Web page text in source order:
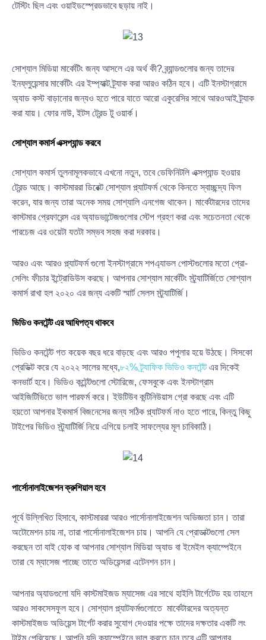
টেস্টিং ছিল এবং ওয়াইডস্প্রেডভাবে ছড়ায় নাই।
সোশ্যাল মিডিয়া মার্কেটিং জন্য আসলে এর অর্থ কী? ব্র্যান্ডগুলোর জন্য তাদের
ইনফ্লুয়েন্সার মার্কেটিং এর ইম্প্যাক্ট ট্র্যাক করা আরও কঠিন হবে। এটি ইনস্টাগ্রামে
অ্যাড কস্ট বাড়ানোর জন্যও হতে পারে যাতে আরো একুরেসির সাথে আরওআই ট্র্যাক
করা যায়। ফোর নাউ, ইটস ট্রেন্ড টু ওয়ার্ক।
সোশ্যাল কমার্স এক্সপ্যান্ড করবে
সোশ্যাল কমার্স তুলনামূলকভাবে এখনো নতুন, তবে ডেফিনিটলি এক্সপ্যান্ড হওয়ার
ট্রেন্ড আছে। কাস্টমাররা ডিরেক্ট সোশ্যাল প্ল্যাটফর্ম থেকে কিনতে স্বাচ্ছন্দ্য ফিল
করেন, যার জন্য তারা অনেক সময় সোশ্যালি এনগেজ থাকেন। মার্কেটারদের তাদের
কাস্টমার প্রেফারেন্স এর অ্যাডভান্টেজগুলোর স্টেপ গ্রহণ করা এবং সচেতনতা থেকে
পারচেজ এর ওয়েটা যতটা সম্ভব সহজ করা দরকার।
আরও এবং আরও প্ল্যাটফর্ম গুলো ইনস্টাগ্রামে শপএ্যাভল পোস্টগুলোর মতো প্রো-
সেলিং ফীচার ইন্ট্রোডিউস করছে। আপনার সোশ্যাল মার্কেটিং স্ট্র্যাটির্জিতে সোশ্যাল
কমার্স রাখা হল ২০২০ এর জন্য একটি স্মার্ট সেলস স্ট্র্যাটির্জি।
ভিডিও কনটেন্ট এর আধিপত্য থাকবে
ভিডিও কনটেন্ট গত কয়েক বছর ধরে বাড়ছে এবং আরও পপুলার হয়ে উঠছে। সিসকো
প্রেডিক্ট করে যে ২০২২ সালের মধ্যে,৮২% ট্র্যাফিক ভিডিও কনটেন্টএর দিকেই
কনভার্ট হবে। ভিডিও কন্টেন্টগুলো স্টোরিজে, ফেসবুকে এবং ইনস্টাগ্রাম
আইজিটিভিতে ভাল পারফর্ম করে। ইউটিউব কন্টিনিউয়াস গ্রো করছে এবং এটি
হয়তো আপনার ইকমার্স বিজনেসের জন্য সঠিক প্ল্যাটফর্ম নাও হতে পারে, কিন্তু কিছু
টাইপের ভিডিও স্ট্র্যাটির্জি নিয়ে এগিয়ে চলাই সাফল্যের মূল চাবিকাঠি।
পার্সোনালাইজেশন ক্রুশিয়াল হবে
পূর্বে উল্লিখিত হিসাবে, কাস্টমাররা আরও পার্সোনালাইজেশন অভিজ্ঞতা চান। তারা
অটোমেশন চায় না, তারা পার্সোনালাইজেশন চায়। আপনি যে প্রোডাক্টগুলো সেল
করছেন তা যাই হোক বা আপনার সোশ্যাল মিডিয়া অ্যাড বা ইমেইল ক্যাম্পেইনে
তারা যে ম্যাসেজ পাচ্ছে তাতে অডিয়েন্সরা এটেনশন চান।
আপনার অ্যাডগুলো যদি কাস্টমাইজড ম্যাসেজ এর সাথে হাইলি টার্গেটেড হয় তাহলে
আরও সাকসেসফুল হবে। সোশ্যাল প্ল্যাটফর্মগুলোতে মার্কেটারদের অত্যন্ত
কাস্টমাইজড অডিয়েন্স টার্গেট করার সুযোগ দেওয়ার পক্ষে তাদের দক্ষতার একটি লং
টাইম পেরিয়েছে। আপনি যদি ক্যাম্পেইনে ভাল করতে চান তবে এটি আপনার